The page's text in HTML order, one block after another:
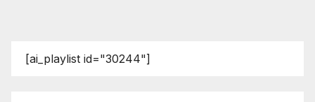
[ai_playlist id="30244"]